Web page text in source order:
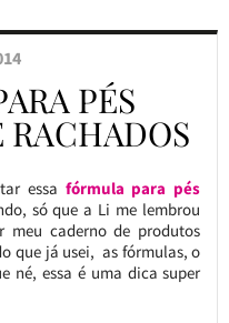
PÉS
RACHADOS
essa fórmula para pés
só que a Li me lembrou
caderno de produtos
que já usei, as fórmulas, o
né, essa é uma dica super